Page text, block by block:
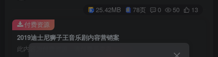
25.42MB 78页 0 50 13
2019迪士尼狮子王音乐剧内容营销案
此内容为付费资源，请付费后查看
付费资源